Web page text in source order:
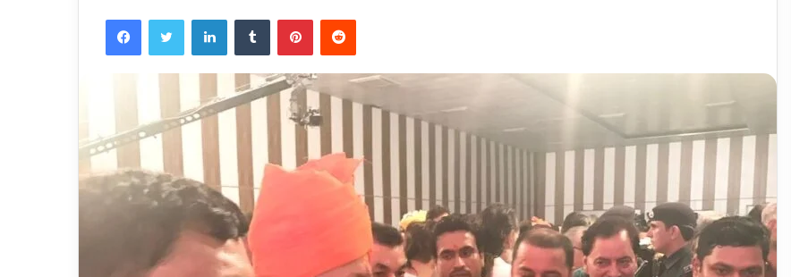
FacebookTwitter LinkedInTumblr PinterestReddit